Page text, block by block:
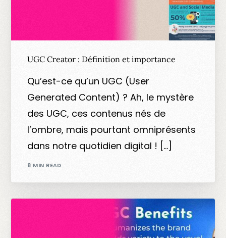
UGC Creator : Définition et importance
Qu’est-ce qu’un UGC (User
Generated Content) ? Ah, le mystère
des UGC, ces contenus nés de
l’ombre, mais pourtant omniprésents
dans notre quotidien digital ! […]
8 MIN READ